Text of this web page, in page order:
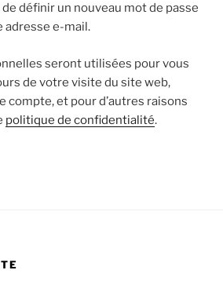
définir un nouveau mot de passe
adresse e-mail.
seront utilisées pour vous
de votre visite du site web,
compte, et pour d’autres raisons
politique de confidentialité.